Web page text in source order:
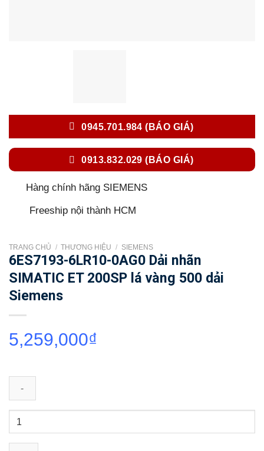
0945.701.984 (BÁO GIÁ)
0913.832.029 (BÁO GIÁ)
Hàng chính hãng SIEMENS
Freeship nội thành HCM
TRANG CHỦ / THƯƠNG HIỆU / SIEMENS
6ES7193-6LR10-0AG0 Dải nhãn
SIMATIC ET 200SP lá vàng 500 dải
Siemens
5,259,000₫
6ES7193-
0AG0